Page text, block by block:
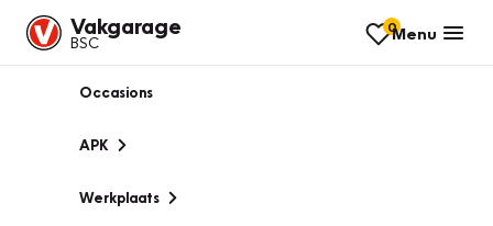
Vakgarage
BSC
0Menu
Occasions
APK
Werkplaats